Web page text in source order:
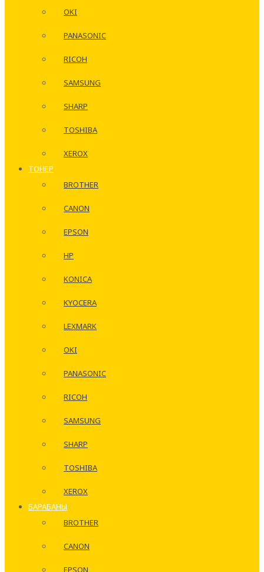
OKI
PANASONIC
RICOH
SAMSUNG
SHARP
TOSHIBA
XEROX
ТОНЕР
BROTHER
CANON
EPSON
HP
KONICA
KYOCERA
LEXMARK
OKI
PANASONIC
RICOH
SAMSUNG
SHARP
TOSHIBA
XEROX
БАРАБАНЫ
BROTHER
CANON
EPSON